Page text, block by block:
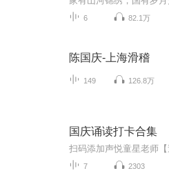
6 82.1万
陈国庆-上海滑稽
149 126.8万
国庆诵读打卡合集
7 2303